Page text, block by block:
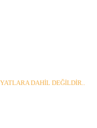
DAHİL DEĞİLDİR..